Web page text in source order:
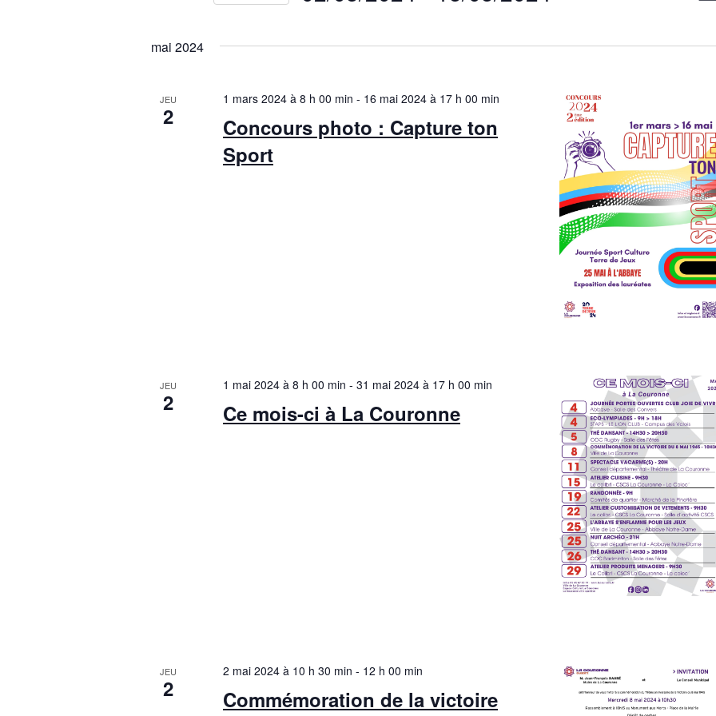
v
a
t
i
o
n
p
a
o
n
s
u
l
t
a
t
n
s
t
i
o
n
d
e
v
e
v
è
n
e
m
e
n
t
date.
mai 2024
JEU
2
Concours photo : Capture ton
Sport
1 mars 2024 à 8 h 00 min - 16 mai 2024 à 17 h 00 min
JEU
2 Ce mois-ci à La Couronne
1 mai 2024 à 8 h 00 min - 31 mai 2024 à 17 h 00 min
JEU
2
Commémoration de la victoire
2 mai 2024 à 10 h 30 min - 12 h 00 min